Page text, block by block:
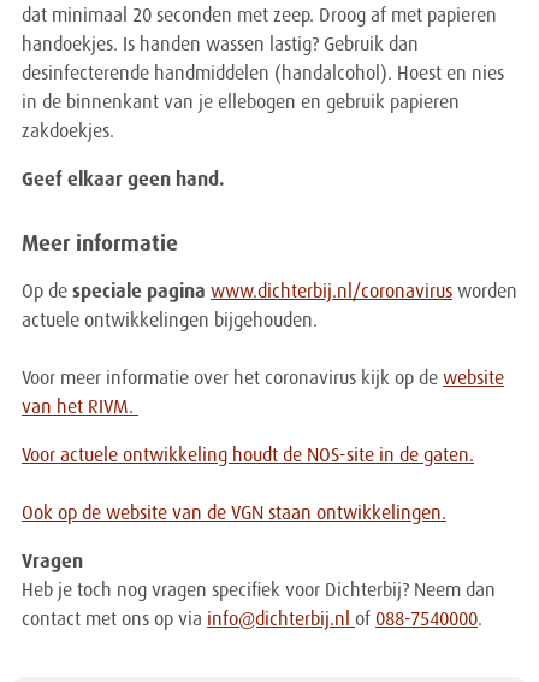
dat minimaal 20 seconden met zeep. Droog af met papieren
handoekjes. Is handen wassen lastig? Gebruik dan
desinfecterende handmiddelen (handalcohol). Hoest en nies
in de binnenkant van je ellebogen en gebruik papieren
zakdoekjes.
Geef elkaar geen hand.
Meer informatie
Op de speciale pagina www.dichterbij.nl/coronavirus worden
actuele ontwikkelingen bijgehouden.
Voor meer informatie over het coronavirus kijk op de website
van het RIVM.
Voor actuele ontwikkeling houdt de NOS-site in de gaten.
Ook op de website van de VGN staan ontwikkelingen.
Vragen
Heb je toch nog vragen specifiek voor Dichterbij? Neem dan
contact met ons op via info@dichterbij.nl of 088-7540000.